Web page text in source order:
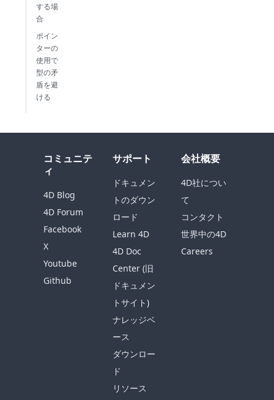
する場
合
ポイン
ターの
使用で
型の矛
盾を避
ける
コミュニテ
ィ
4D Blog
4D Forum
Facebook
X
Youtube
Github
サポート
ドキュメン
トのダウン
ロード
Learn 4D
4D Doc
Center (旧
ドキュメン
トサイト)
ナレッジベ
ース
ダウンロー
ド
リソース
会社概要
4D社につい
て
コンタクト
世界中の4D
Careers